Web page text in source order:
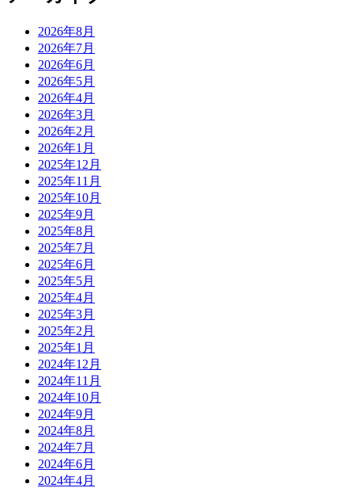
2026年8月
2026年7月
2026年6月
2026年5月
2026年4月
2026年3月
2026年2月
2026年1月
2025年12月
2025年11月
2025年10月
2025年9月
2025年8月
2025年7月
2025年6月
2025年5月
2025年4月
2025年3月
2025年2月
2025年1月
2024年12月
2024年11月
2024年10月
2024年9月
2024年8月
2024年7月
2024年6月
2024年4月